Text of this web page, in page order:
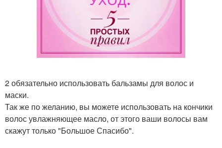
2 обязательно использовать бальзамы для волос и
маски.
Так же по желанию, вы можете использовать на кончики
волос увлажняющее масло, от этого ваши волосы вам
скажут только "Большое Спасибо".